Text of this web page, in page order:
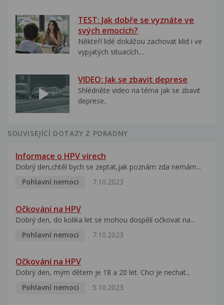
TEST: Jak dobře se vyznáte ve
svých emocích?
Někteří lidé dokážou zachovat klid i ve
vypjatých situacích....
VIDEO: Jak se zbavit deprese
Shlédněte video na téma jak se zbavit
deprese..
SOUVISEJÍCÍ DOTAZY Z PORADNY
Informace o HPV virech
Dobrý den,chtěl bych se zeptat,jak poznám zda nemám...
Pohlavní nemoci
7.10.2023
Očkování na HPV
Dobrý den, do kolika let se mohou dospělí očkovat na...
Pohlavní nemoci
7.10.2023
Očkování na HPV
Dobrý den, mým dětem je 18 a 20 let. Chci je nechat...
Pohlavní nemoci
5.10.2023